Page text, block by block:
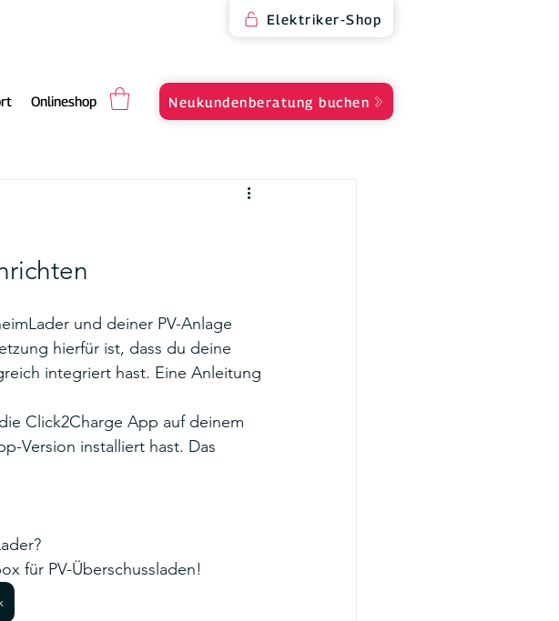
Onlineshop
Elektriker-Shop
Neukundenberatung buchen
und deiner PV-Anlage
hierfür ist, dass du deine
integriert hast. Eine Anleitung
Click2Charge App auf deinem
Version installiert hast. Das
für PV-Überschussladen!